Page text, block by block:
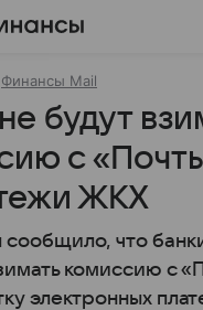
Финансы Mail
будут
с
ЖКХ
что
комиссию с
электронных